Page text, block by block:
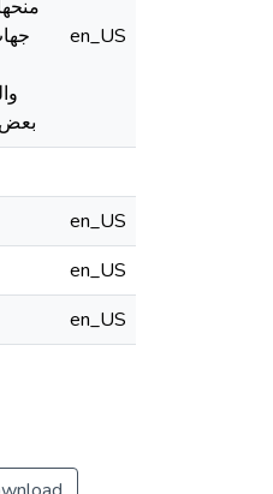
بعض
en_US
en_US
en_US
en_US